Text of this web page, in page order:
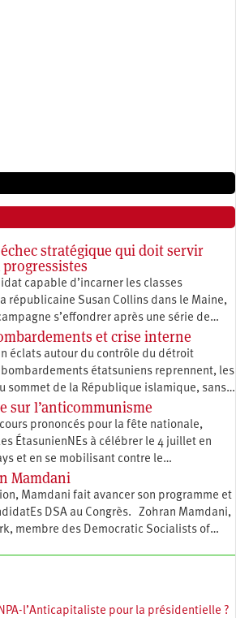
stratégique qui doit servir
capable d’incarner les classes
républicaine Susan Collins dans le Maine,
s’effondrer après une série de…
et crise interne
éclats autour du contrôle du détroit
bombardements étatsuniens reprennent, les
sommet de la République islamique, sans…
sur l’anticommunisme
prononcés pour la fête nationale,
ÉtasunienNEs à célébrer le 4 juillet en
et en se mobilisant contre le…
Mamdani
Mamdani fait avancer son programme et
DSA au Congrès. Zohran Mamdani,
membre des Democratic Socialists of…
l’Anticapitaliste pour la présidentielle ?